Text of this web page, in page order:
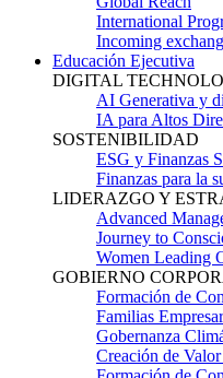
International
Incoming
Educación Ejecutiva
DIGITAL
AI Generativa y
IA para Altos
SOSTENIBILIDAD
ESG y Finanzas
Finanzas para la
LIDERAZGO Y
Advanced
Journey to
Women Leading
GOBIERNO
Formación de
Familias
Gobernanza
Creación de